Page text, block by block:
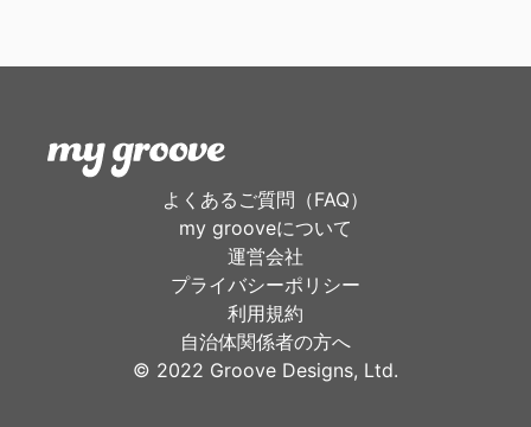
よくあるご質問（FAQ）
my grooveについて
運営会社
プライバシーポリシー
利用規約
自治体関係者の方へ
©︎ 2022 Groove Designs, Ltd.